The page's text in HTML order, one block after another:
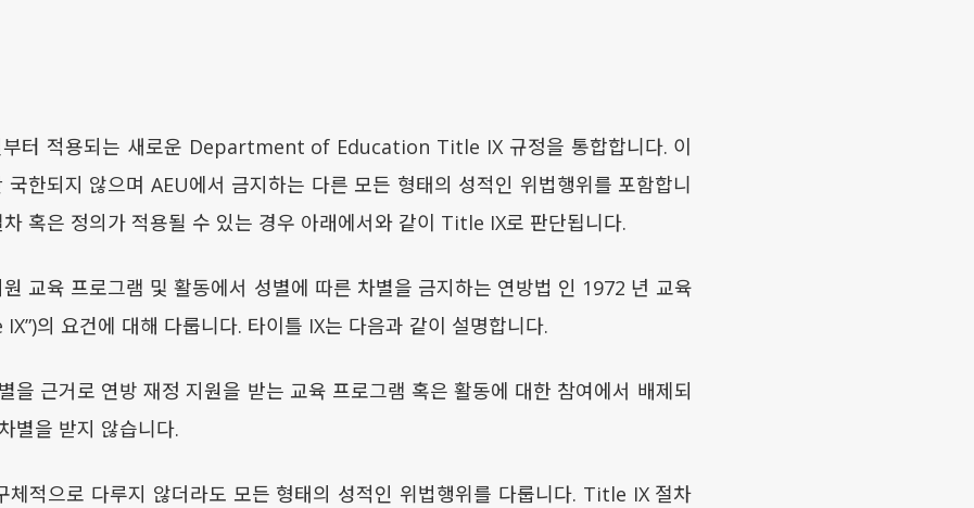
부터 적용되는 새로운 Department of Education Title IX 규정을 통합합니다. 이
한되지 않으며 AEU에서 금지하는 다른 모든 형태의 성적인 위법행위를 포함합니
혹은 정의가 적용될 수 있는 경우 아래에서와 같이 Title IX로 판단됩니다.
교육 프로그램 및 활동에서 성별에 따른 차별을 금지하는 연방법 인 1972 년 교육
의 요건에 대해 다룹니다. 타이틀 IX는 다음과 같이 설명합니다.
을 근거로 연방 재정 지원을 받는 교육 프로그램 혹은 활동에 대한 참여에서 배제되
별을 받지 않습니다.
적으로 다루지 않더라도 모든 형태의 성적인 위법행위를 다룹니다. Title IX 절차